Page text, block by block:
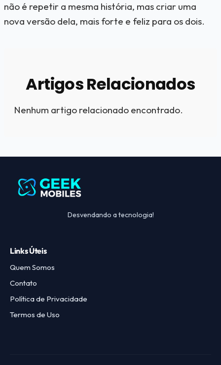
não é repetir a mesma história, mas criar uma
nova versão dela, mais forte e feliz para os dois.
Artigos Relacionados
Nenhum artigo relacionado encontrado.
Desvendando a tecnologia!
Links Úteis
Quem Somos
Contato
Política de Privacidade
Termos de Uso